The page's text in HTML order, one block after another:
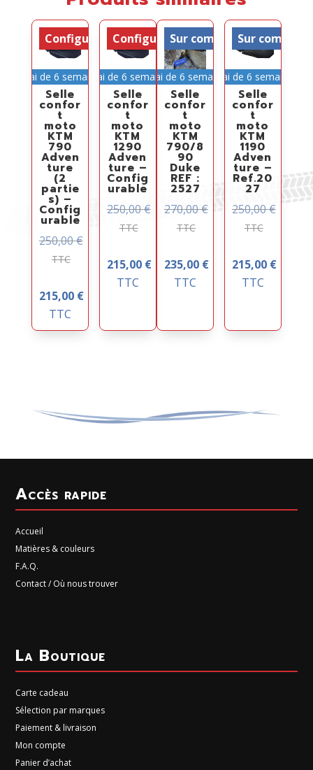
Configurable
Délai de 6 semaines
Selle
confor
t
moto
KTM
790
Adven
ture
(2
partie
s) –
Config
urable
250,00€
TTC
215,00 €
TTC
Configurable
Délai de 6 semaines
Selle
confor
t
moto
KTM
1290
Adven
ture –
Config
urable
250,00€
TTC
215,00 €
TTC
Sur commande
Délai de 6 semaines
Selle
confor
t
moto
KTM
790/8
90
Duke
REF :
2527
270,00€
TTC
235,00 €
TTC
Sur
Délai de 6 semaines
Selle
confor
t
moto
KTM
1190
Adven
ture –
Ref.20
27
250,00€
TTC
215,00 €
TTC
Accès rapide
Accueil
Matières & couleurs
F.A.Q.
Contact / Où nous trouver
La Boutique
Carte cadeau
Sélection par marques
Paiement & livraison
Mon compte
Panier d’achat